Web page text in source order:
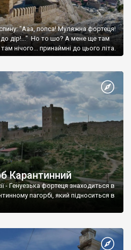
"Ааа, попса! Муляжна фортеця!
до дір!..." Но то шо? А мене ще там
нічого... принаймні до цього літа.
Карантинний
- Генуезька фортеця знаходиться в
пагорбі, який підноситься в